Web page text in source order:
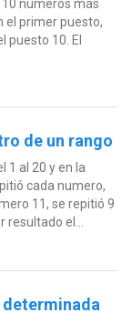
números más
el primer puesto,
puesto 10. El
de un rango
1 al 20 y en la
cada numero,
11, se repitió 9
resultado el...
determinada